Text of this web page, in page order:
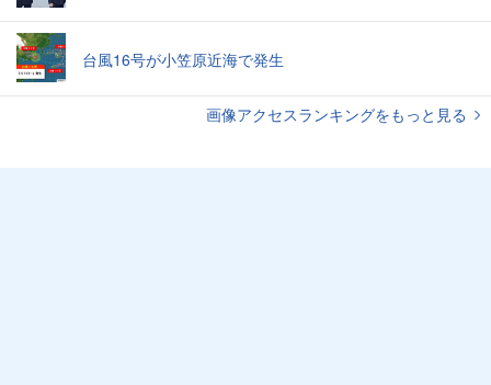
台風16号が小笠原近海で発生
画像アクセスランキングをもっと見る